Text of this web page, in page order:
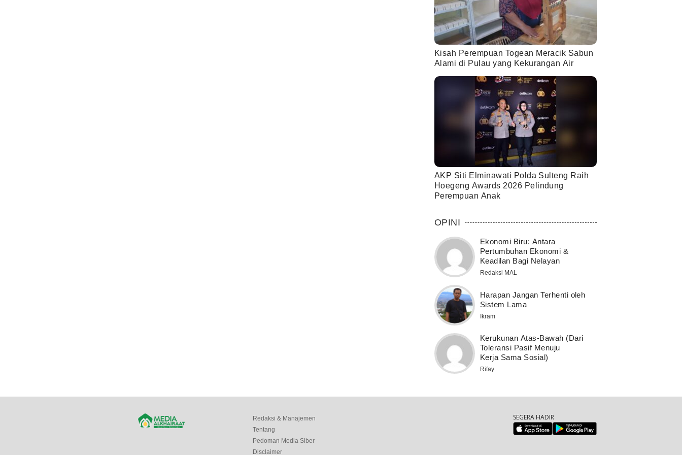
Kisah Perempuan Togean Meracik Sabun
Alami di Pulau yang Kekurangan Air
AKP Siti Elminawati Polda Sulteng Raih
Hoegeng Awards 2026 Pelindung
Perempuan Anak
OPINI
Ekonomi Biru: Antara
Pertumbuhan Ekonomi &
Keadilan Bagi Nelayan
Redaksi MAL
Harapan Jangan Terhenti oleh
Sistem Lama
Ikram
Kerukunan Atas-Bawah (Dari
Toleransi Pasif Menuju
Kerja Sama Sosial)
Rifay
Redaksi & Manajemen
Tentang
Pedoman Media Siber
Disclaimer
SEGERA HADIR